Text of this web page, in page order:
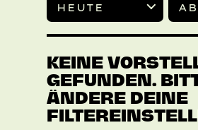
HEUTE
KEINE
GEFUNDEN.
ÄNDERE DEINE